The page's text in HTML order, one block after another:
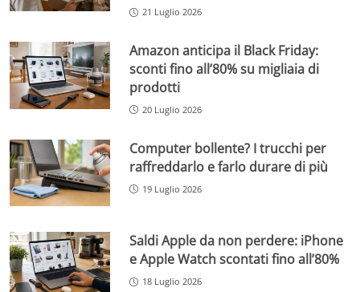
21 Luglio 2026
Amazon anticipa il Black Friday:
sconti fino all’80% su migliaia di
prodotti
20 Luglio 2026
Computer bollente? I trucchi per
raffreddarlo e farlo durare di più
19 Luglio 2026
Saldi Apple da non perdere: iPhone
e Apple Watch scontati fino all’80%
18 Luglio 2026